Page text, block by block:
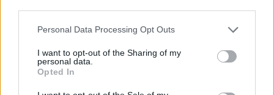
Personal Data Processing Opt Outs
I want to opt-out of the Sharing of my
personal data.
Opted In